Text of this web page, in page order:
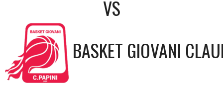
VS
BASKET GIOVANI